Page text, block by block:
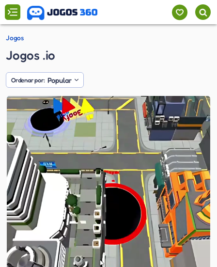
Jogos
Jogos .io
Ordenar por: Popular